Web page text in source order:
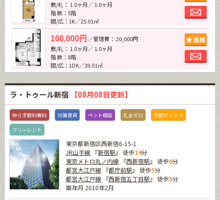
敷/礼： 1.0ヶ月／ 1.0ヶ月
階 数：5階
間/広：1K／25.01㎡
160,000円 ／管理費： 20,000円
敷/礼： 1.0ヶ月／ 1.0ヶ月
階 数：8階
間/広：1DK／39.01㎡
ラ・トゥール新宿 【08月08日更新】
仲介手数料無料 分譲賃貸 ペット相談 礼金ゼロ
宅配ボックス
フリーレント
東京都新宿区西新宿6-15-1
JR山手線 『新宿駅』 徒歩14分
東京メトロ丸ノ内線 『西新宿駅』 徒歩6分
都営大江戸線 『都庁前駅』 徒歩5分
都営大江戸線 『西新宿五丁目駅』 徒歩5分
築年月 2010年2月